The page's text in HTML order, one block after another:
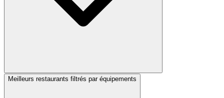
Meilleurs restaurants filtrés par équipements